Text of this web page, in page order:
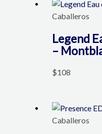
Caballeros
Legend
–
$108
Caballeros